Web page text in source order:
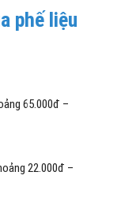
phế liệu
65.000đ –
22.000đ –